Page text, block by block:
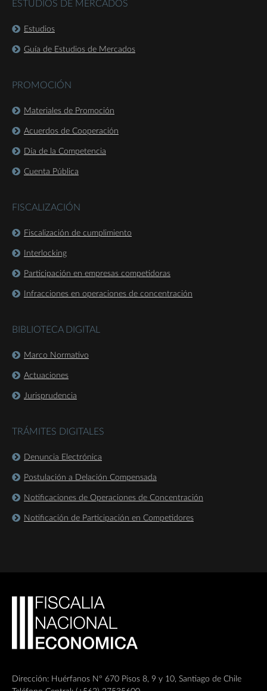
ESTUDIOS DE MERCADOS
Estudios
Guía de Estudios de Mercados
PROMOCIÓN
Materiales de Promoción
Acuerdos de Cooperación
Día de la Competencia
Cuenta Pública
FISCALIZACIÓN
Fiscalización de cumplimiento
Interlocking
Participación en empresas competidoras
Infracciones en operaciones de concentración
BIBLIOTECA DIGITAL
Marco Normativo
Actuaciones
Jurisprudencia
TRÁMITES DIGITALES
Denuncia Electrónica
Postulación a Delación Compensada
Notificaciones de Operaciones de Concentración
Notificación de Participación en Competidores
Dirección: Huérfanos Nº 670 Pisos 8, 9 y 10, Santiago de Chile